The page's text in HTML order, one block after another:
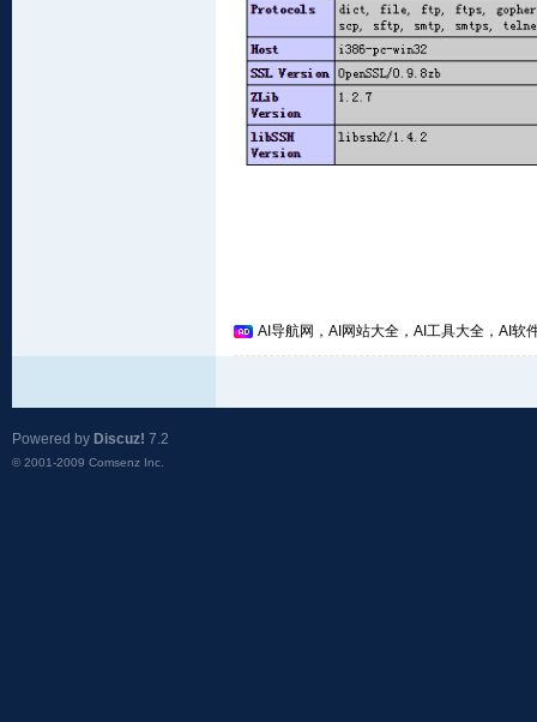
AI导航网，AI网站大全，AI工具大全，AI软
Powered by Discuz! 7.2
© 2001-2009 Comsenz Inc.